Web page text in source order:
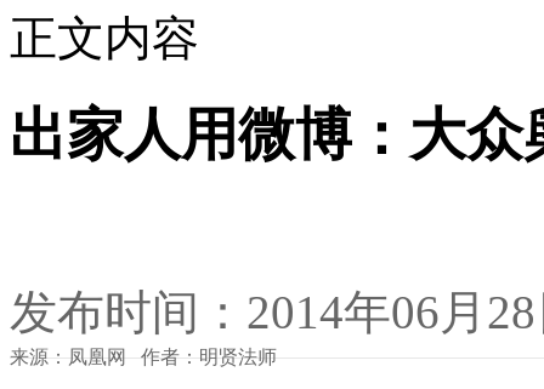
正文内容
出家人用微博：大
发布时间：2014年06月
来源：凤凰网 作者：明贤法师